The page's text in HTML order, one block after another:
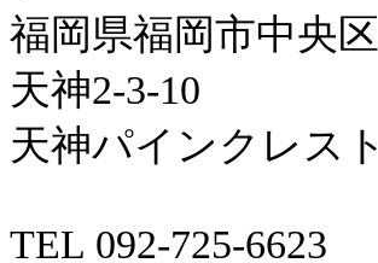
福岡県福岡市中央区
天神2-3-10
天神パインクレス
TEL 092-725-6623